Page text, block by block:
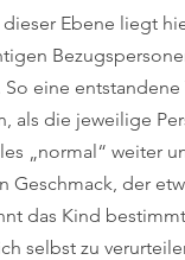
Ebene liegt
eine
als die jeweilige
„normal“ weiter
Geschmack, der
das Kind
selbst zu